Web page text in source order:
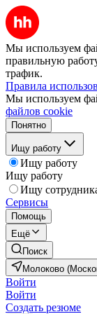
Мы используем
правильную
трафик.
Правила
Мы используем
файлов cookie
Понятно
Ищу работу
Ищу работу
Ищу работу
Ищу
Сервисы
Помощь
Ещё
Поиск
Молоково
Войти
Войти
Создать резюме